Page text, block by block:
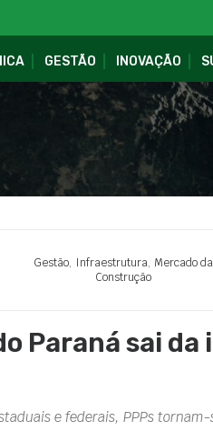
GESTÃO INOVAÇÃO
Gestão, Infraestrutura, Mercado da
Construção
Paraná sai da
e federais, PPPs